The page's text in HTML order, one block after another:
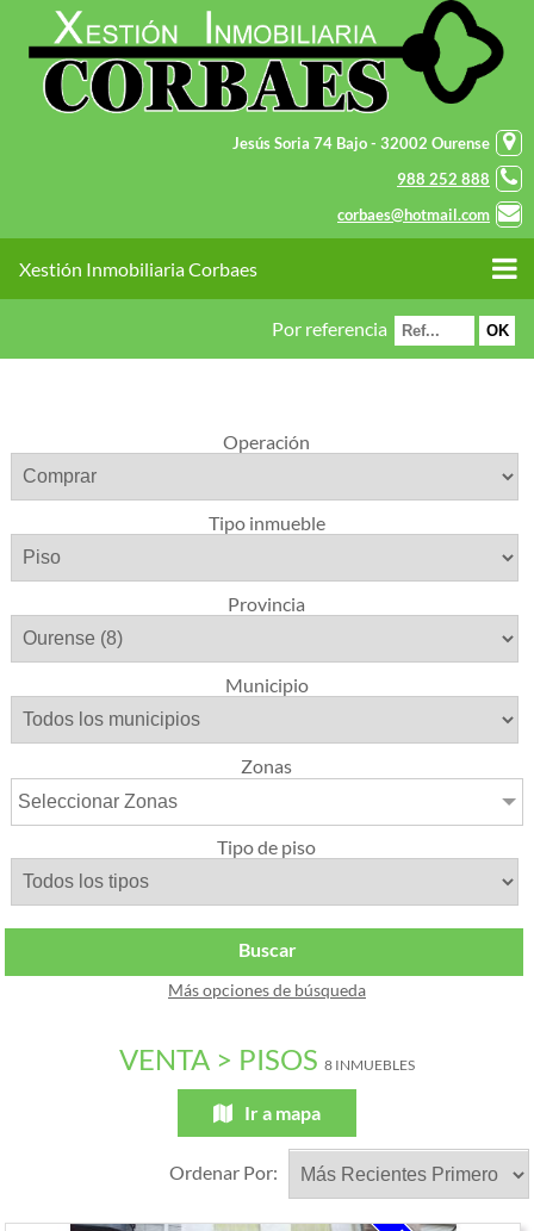
Jesús Soria 74 Bajo - 32002 Ourense
988 252 888
corbaes@hotmail.com
Xestión Inmobiliaria Corbaes
Por referencia
Operación
Tipo inmueble
Provincia
Municipio
Zonas
Seleccionar Zonas
Tipo de piso
Buscar
Más opciones de búsqueda
VENTA > PISOS 8 INMUEBLES
Ir a mapa
Ordenar Por: